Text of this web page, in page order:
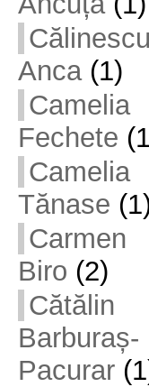
Călinescu
Anca(1)
Camelia
Fechete
Camelia
Tănase
Carmen
Biro (2)
Cătălin
Barburaș-
Pacurar